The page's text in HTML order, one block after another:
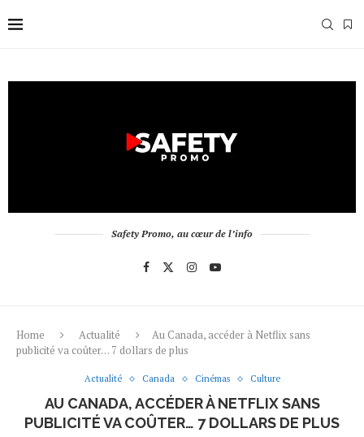
Safety Promo, au cœur de l’info
Home Actualité
Au Canada, accéder à Netflix sans
publicité va coûter… 7 dollars de plus
Actualité Canada Cinémas Culture
AU CANADA, ACCÉDER À NETFLIX SANS
PUBLICITÉ VA COÛTER… 7 DOLLARS DE PLUS